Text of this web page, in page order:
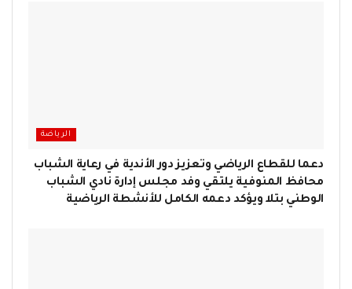
الرياضة
دعما للقطاع الرياضي وتعزيز دور الأندية في رعاية الشباب
محافظ المنوفية يلتقي وفد مجلس إدارة نادي الشباب
الوطني بتلا ويؤكد دعمه الكامل للأنشطة الرياضية